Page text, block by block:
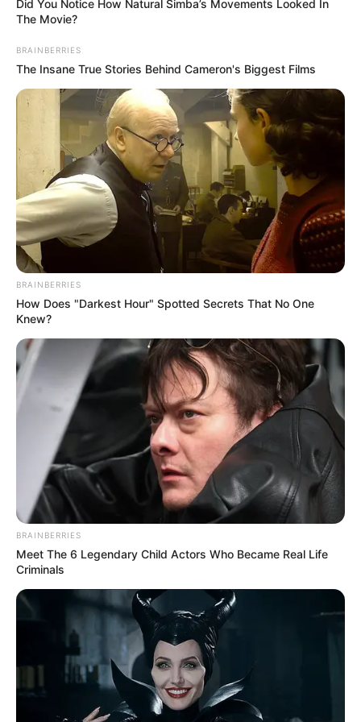
17 Garrafas Decoradas
Passo a Passo – Simples e
Lindas
9 Técnicas de Decoração
de Potes de Vidro que Você
Nunca Pensou em Fazer
Deixe seu comentário
26 Comentários
Ildete Silveira
Ideias perfeitas, super criativas! Um acabamento
Revista Artesanato há 9 anos
em resposta à Ildete Silveira
Olá, Ildete. Que bom que você gostou das
Did You Notice How Natural Simba’s Movements Looked In
The Movie?
BRAINBERRIES
The Insane True Stories Behind Cameron's Biggest Films
BRAINBERRIES
How Does "Darkest Hour" Spotted Secrets That No One
Knew?
BRAINBERRIES
Meet The 6 Legendary Child Actors Who Became Real Life
Criminals